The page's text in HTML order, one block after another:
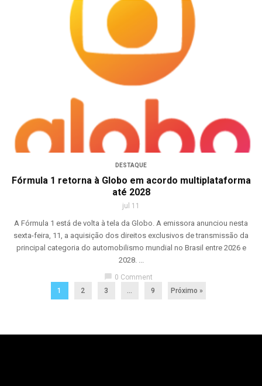
DESTAQUE
Fórmula 1 retorna à Globo em acordo multiplataforma
até 2028
jul 11
A Fórmula 1 está de volta à tela da Globo. A emissora anunciou nesta
sexta-feira, 11, a aquisição dos direitos exclusivos de transmissão da
principal categoria do automobilismo mundial no Brasil entre 2026 e
2028. ...
0 Comment
1
2 3 9 Próximo »